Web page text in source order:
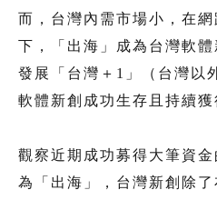
而，台灣內需市場小，在
下，「出海」成為台灣軟體
發展「台灣＋1」（台灣以
軟體新創成功生存且持續獲
觀察近期成功募得大筆資
為「出海」，台灣新創除